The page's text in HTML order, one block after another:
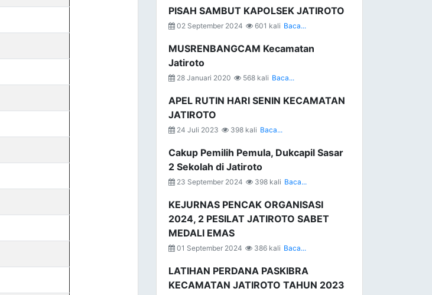
PISAH SAMBUT KAPOLSEK JATIROTO
02 September 2024 601 kali Baca...
MUSRENBANGCAM Kecamatan
Jatiroto
28 Januari 2020 568 kali Baca...
APEL RUTIN HARI SENIN KECAMATAN
JATIROTO
24 Juli 2023 398 kali Baca...
Cakup Pemilih Pemula, Dukcapil Sasar
2 Sekolah di Jatiroto
23 September 2024 398 kali Baca...
KEJURNAS PENCAK ORGANISASI
2024, 2 PESILAT JATIROTO SABET
MEDALI EMAS
01 September 2024 386 kali Baca...
LATIHAN PERDANA PASKIBRA
KECAMATAN JATIROTO TAHUN 2023